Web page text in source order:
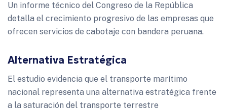
Un informe técnico del Congreso de la República
detalla el crecimiento progresivo de las empresas que
ofrecen servicios de cabotaje con bandera peruana.
Alternativa Estratégica
El estudio evidencia que el transporte marítimo
nacional representa una alternativa estratégica frente
a la saturación del transporte terrestre